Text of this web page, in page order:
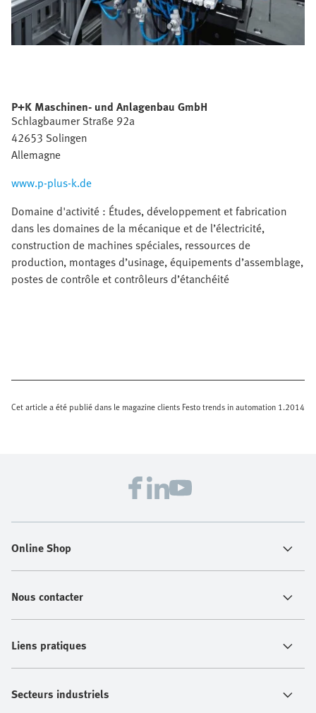
P+K Maschinen- und Anlagenbau GmbH
Schlagbaumer Straße 92a
42653 Solingen
Allemagne
www.p-plus-k.de
Domaine d'activité : Études, développement et fabrication
dans les domaines de la mécanique et de l’électricité,
construction de machines spéciales, ressources de
production, montages d’usinage, équipements d’assemblage,
postes de contrôle et contrôleurs d’étanchéité
Cet article a été publié dans le magazine clients Festo trends in automation 1.2014
Online Shop
Nous contacter
Liens pratiques
Secteurs industriels